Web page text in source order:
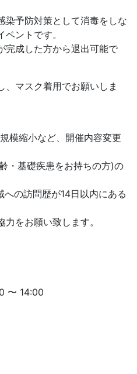
染予防対策として消毒をしな
ントです。
完成した方から退出可能で
、マスク着用でお願いしま
模縮小など、開催内容変更
・基礎疾患をお持ちの方)の
の訪問歴が14日以内にある
をお願い致します。
〜 14:00